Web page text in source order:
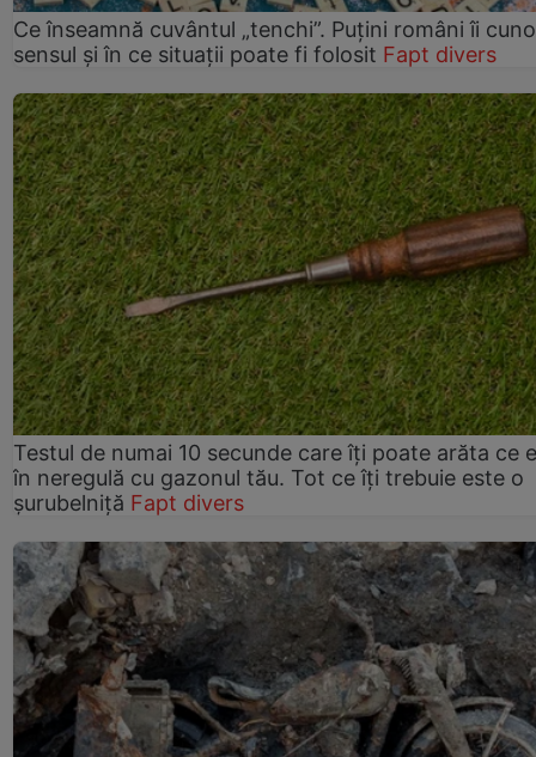
Ce înseamnă cuvântul „tenchi”. Puțini români îi
sensul și în ce situații poate fi folosit Fapt divers
Testul de numai 10 secunde care îți poate arăta ce
în neregulă cu gazonul tău. Tot ce îți trebuie este o
șurubelniță Fapt divers